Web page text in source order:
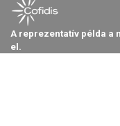
A reprezentatív példa a
el.